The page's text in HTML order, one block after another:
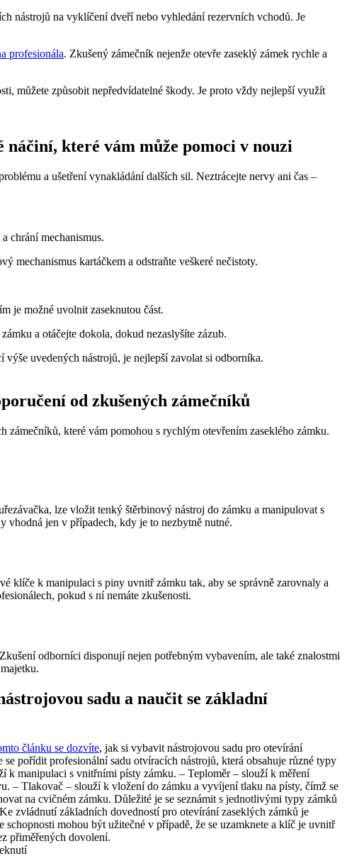
nástrojů na vyklíčení dveří nebo vyhledání rezervních vchodů. Je
profesionála. Zkušený zámečník nejenže otevře zaseklý zámek rychle a
můžete způsobit nepředvídatelné škody. Je proto vždy nejlepší využít
které vám může pomoci v nouzi
a ušetření vynakládání dalších sil. Neztrácejte nervy ani čas –
chrání mechanismus.
mechanismus kartáčkem a odstraňte veškeré nečistoty.
je možné uvolnit zaseknutou část.
a otáčejte dokola, dokud nezaslyšíte zázub.
výše uvedených nástrojů, je nejlepší zavolat si odborníka.
od zkušených zámečníků
které vám pomohou s rychlým otevřením zaseklého zámku.
lze vložit tenký štěrbinový nástroj do zámku a manipulovat s
vhodná jen v případech, kdy je to nezbytně nutné.
klíče k manipulaci s piny uvnitř zámku tak, aby se správně zarovnaly a
pokud s ní nemáte zkušenosti.
odborníci disponují nejen potřebným vybavením, ale také znalostmi
sadu a naučit se základní
článku se dozvíte, jak si vybavit nástrojovou sadu pro otevírání
pořídit profesionální sadu otvíracích nástrojů, která obsahuje různé typy
k manipulaci s vnitřními písty zámku. – Teploměr – slouží k měření
– Tlakovač – slouží k vložení do zámku a vyvíjení tlaku na písty, čímž se
na cvičném zámku. Důležité je se seznámit s jednotlivými typy zámků
zvládnutí základních dovedností pro otevírání zaseklých zámků je
mohou být užitečné v případě, že se uzamknete a klíč je uvnitř
přiměřených dovolení.